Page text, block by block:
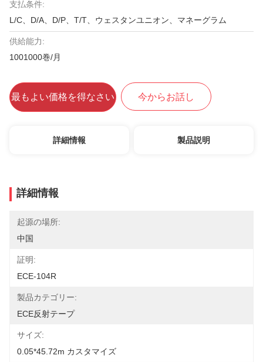
支払条件:
L/C、D/A、D/P、T/T、ウェスタンユニオン、マネーグラム
供給能力:
1001000巻/月
最もよい価格を得なさい 今からお話し
詳細情報 製品説明
詳細情報
起源の場所:
中国
証明:
ECE-104R
製品カテゴリー:
ECE反射テープ
サイズ:
0.05*45.72m カスタマイズ